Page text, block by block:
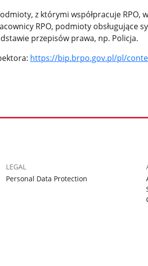
z którymi współpracuje RPO,
RPO, podmioty obsługujące
przepisów prawa, np. Policja.
https://bip.brpo.gov.pl/pl/
LEGAL
Personal Data Protection